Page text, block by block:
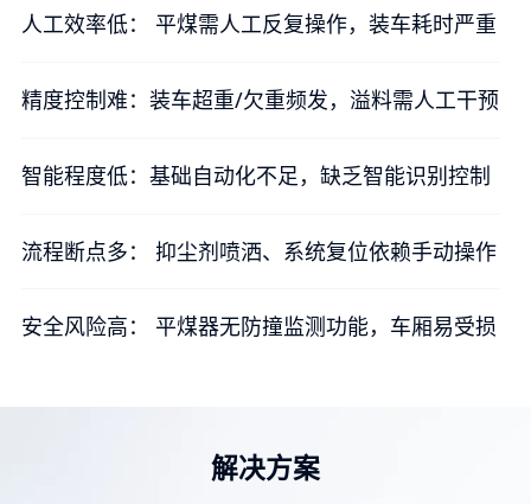
人工效率低： 平煤需人工反复操作，装车耗时严重​
精度控制难：装车超重/欠重频发，溢料需人工干预
智能程度低：基础自动化不足，缺乏智能识别控制
流程断点多： 抑尘剂喷洒、系统复位依赖手动操作
安全风险高： 平煤器无防撞监测功能，车厢易受损
解决方案